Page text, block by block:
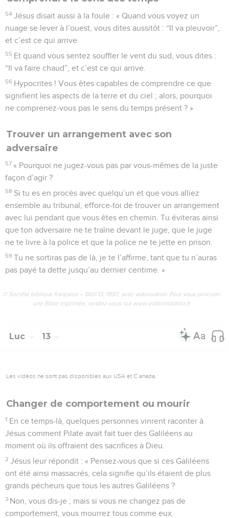
54 Jésus disait aussi à la foule : « Quand vous voyez un
nuage se lever à l’ouest, vous dites aussitôt : “Il va pleuvoir”,
et c’est ce qui arrive.
55 Et quand vous sentez souffler le vent du sud, vous dites :
“Il va faire chaud”, et c’est ce qui arrive.
56 Hypocrites ! Vous êtes capables de comprendre ce que
signifient les aspects de la terre et du ciel ; alors, pourquoi
ne comprenez-vous pas le sens du temps présent ? »
Trouver un arrangement avec son
adversaire
57 « Pourquoi ne jugez-vous pas par vous-mêmes de la juste
façon d’agir ?
58 Si tu es en procès avec quelqu’un et que vous alliez
ensemble au tribunal, efforce-toi de trouver un arrangement
avec lui pendant que vous êtes en chemin. Tu éviteras ainsi
que ton adversaire ne te traîne devant le juge, que le juge
ne te livre à la police et que la police ne te jette en prison.
59 Tu ne sortiras pas de là, je te l’affirme, tant que tu n’auras
pas payé ta dette jusqu’au dernier centime. »
© Société biblique française – Bibli’O, 1997, avec autorisation. Pour vous procurer
une Bible imprimée, rendez-vous sur www.editionsbiblio.fr
Luc 13
Les vidéos ne sont pas disponibles aux USA et C anada.
Changer de comportement ou mourir
1 En ce temps-là, quelques personnes vinrent raconter à
Jésus comment Pilate avait fait tuer des Galiléens au
moment où ils offraient des sacrifices à Dieu.
2 Jésus leur répondit : « Pensez-vous que si ces Galiléens
ont été ainsi massacrés, cela signifie qu’ils étaient de plus
grands pécheurs que tous les autres Galiléens ?
3 Non, vous dis-je ; mais si vous ne changez pas de
comportement, vous mourrez tous comme eux.